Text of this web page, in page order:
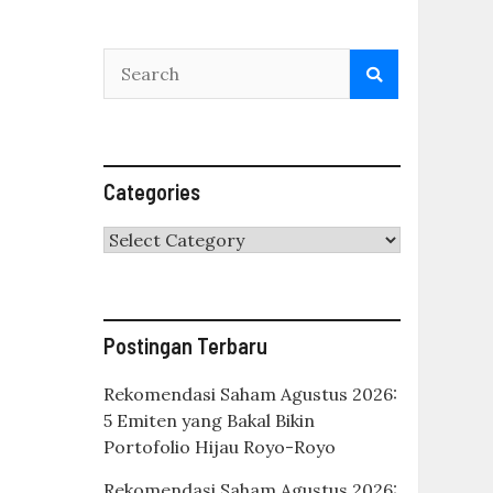
Categories
Categories
Postingan Terbaru
Rekomendasi Saham Agustus 2026:
5 Emiten yang Bakal Bikin
Portofolio Hijau Royo-Royo